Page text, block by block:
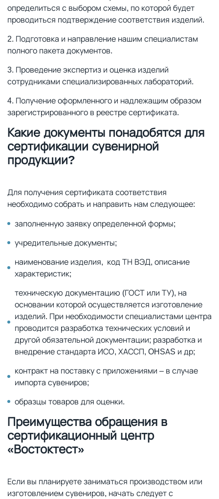
определиться с выбором схемы, по которой будет
проводиться подтверждение соответствия изделий.
Подготовка и направление нашим специалистам
полного пакета документов.
Проведение экспертиз и оценка изделий
сотрудниками специализированных лабораторий.
Получение оформленного и надлежащим образом
зарегистрированного в реестре сертификата.
Какие документы понадобятся для
сертификации сувенирной
продукции?
Для получения сертификата соответствия
необходимо собрать и направить нам следующее:
заполненную заявку определенной формы;
учредительные документы;
наименование изделия, код ТН ВЭД, описание
характеристик;
техническую документацию (ГОСТ или ТУ), на
основании которой осуществляется изготовление
изделий. При необходимости специалистами центра
проводится разработка технических условий и
другой обязательной документации; разработка и
внедрение стандарта ИСО, ХАССП, OHSAS и др;
контракт на поставку с приложениями – в случае
импорта сувениров;
образцы товаров для оценки.
Преимущества обращения в
сертификационный центр
«Востоктест»
Если вы планируете заниматься производством или
изготовлением сувениров, начать следует с